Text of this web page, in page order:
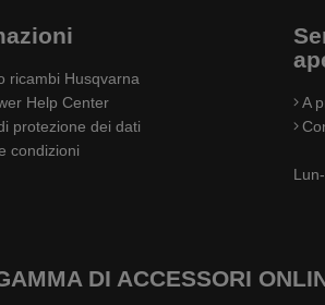
ricambi Husqvarna
Help Center
protezione dei dati
condizioni
A
DI ACCESSORI